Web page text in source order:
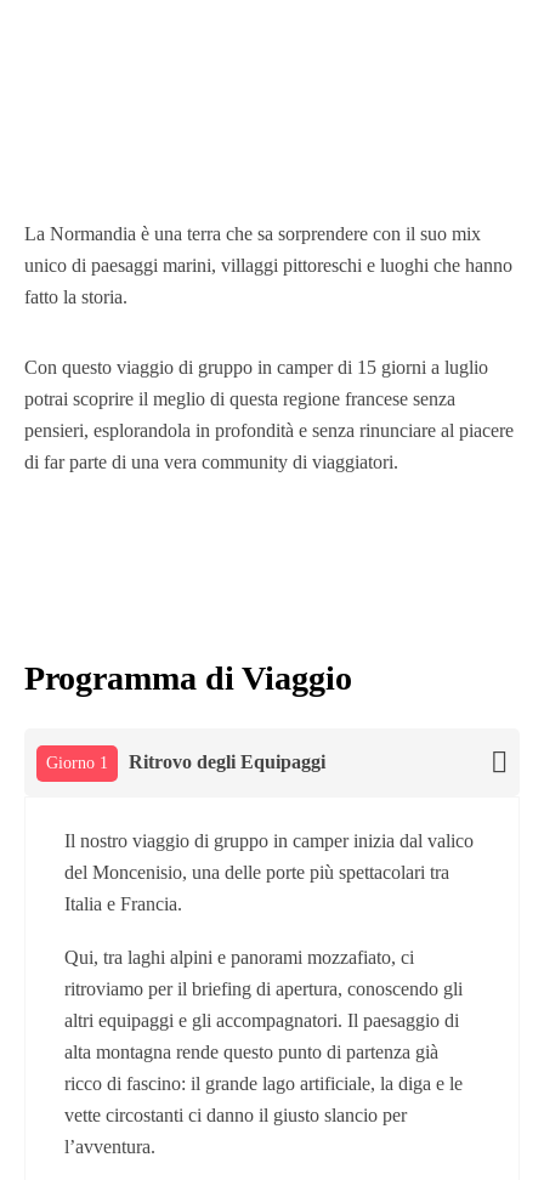
La Normandia è una terra che sa sorprendere con il suo mix
unico di paesaggi marini, villaggi pittoreschi e luoghi che hanno
fatto la storia.
Con questo viaggio di gruppo in camper di 15 giorni a luglio
potrai scoprire il meglio di questa regione francese senza
pensieri, esplorandola in profondità e senza rinunciare al piacere
di far parte di una vera community di viaggiatori.
Programma di Viaggio
Giorno 1 Ritrovo degli Equipaggi
Il nostro viaggio di gruppo in camper inizia dal valico
del Moncenisio, una delle porte più spettacolari tra
Italia e Francia.
Qui, tra laghi alpini e panorami mozzafiato, ci
ritroviamo per il briefing di apertura, conoscendo gli
altri equipaggi e gli accompagnatori. Il paesaggio di
alta montagna rende questo punto di partenza già
ricco di fascino: il grande lago artificiale, la diga e le
vette circostanti ci danno il giusto slancio per
l’avventura.